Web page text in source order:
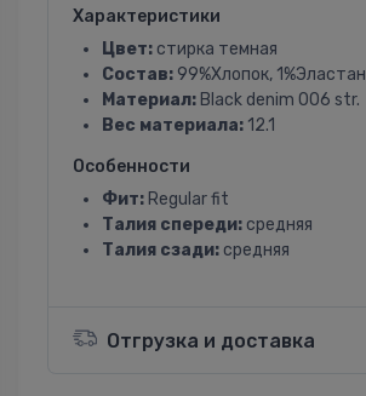
Характеристики
Цвет: стирка темная
Состав: 99%Хлопок, 1%Эластан
Материал: Black denim 006 str.
Вес материала: 12.1
Особенности
Фит: Regular fit
Талия спереди: средняя
Талия сзади: средняя
Отгрузка и доставка